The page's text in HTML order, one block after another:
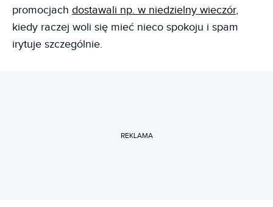
promocjach dostawali np. w niedzielny wieczór,
kiedy raczej woli się mieć nieco spokoju i spam
irytuje szczególnie.
REKLAMA